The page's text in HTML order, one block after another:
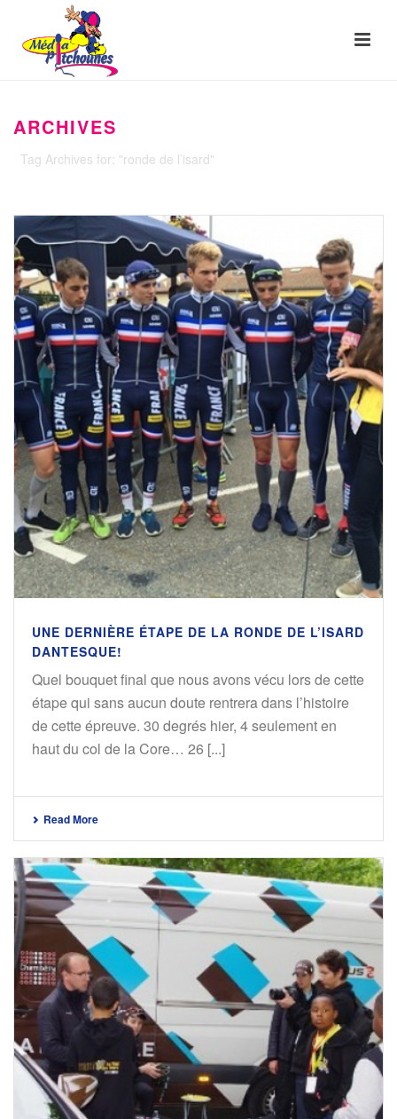
ARCHIVES
Tag Archives for: "ronde de l’isard"
UNE DERNIÈRE ÉTAPE DE LA RONDE DE L’ISARD
DANTESQUE!
Quel bouquet final que nous avons vécu lors de cette
étape qui sans aucun doute rentrera dans l’histoire
de cette épreuve. 30 degrés hier, 4 seulement en
haut du col de la Core… 26 [...]
Read More